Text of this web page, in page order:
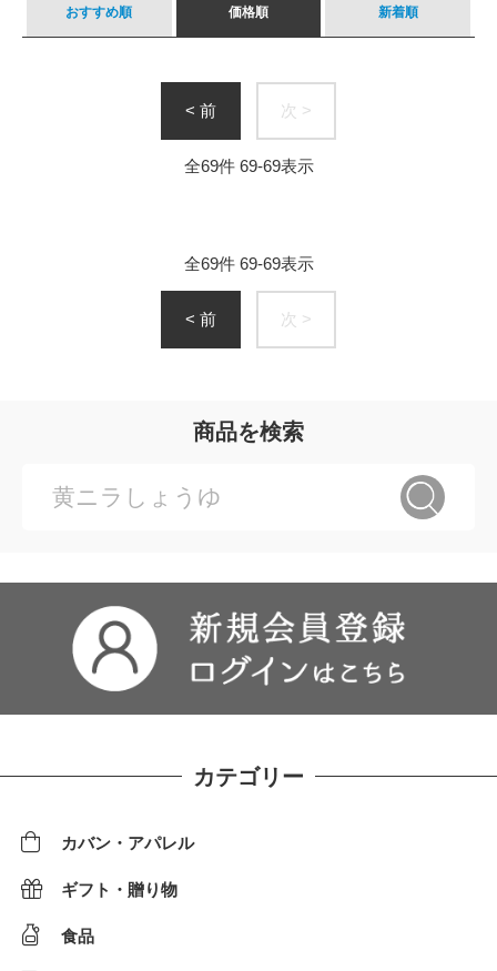
おすすめ順 価格順 新着順
< 前 次 >
全69件 69-69表示
全69件 69-69表示
< 前 次 >
商品を検索
カテゴリー
カバン・アパレル
ギフト・贈り物
食品